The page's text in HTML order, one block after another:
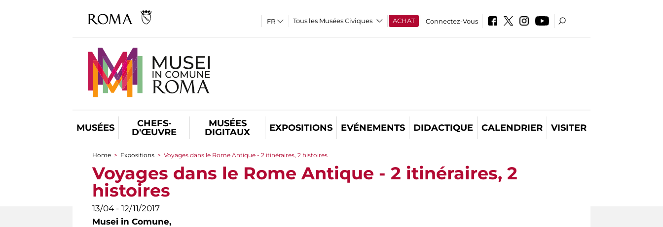
Tous les Musées Civiques ACHAT Connectez-Vous
MUSÉES
CHEFS-
D'ŒUVRE
MUSÉES
DIGITAUX
EXPOSITIONS EVÉNEMENTS DIDACTIQUE CALENDRIER VISITER
You are here
Home > Expositions > Voyages dans le Rome Antique - 2 itinéraires, 2 histoires
Voyages dans le Rome Antique - 2 itinéraires, 2
histoires
13/04 - 12/11/2017
Musei in Comune,